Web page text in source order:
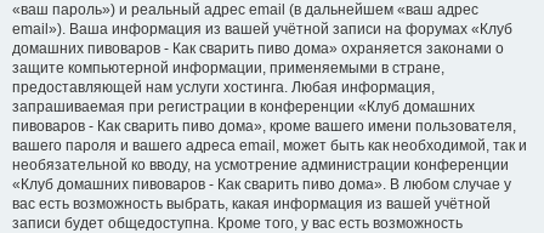
«ваш пароль») и реальный адрес email (в дальнейшем «ваш адрес
email»). Ваша информация из вашей учётной записи на форумах «Клуб
домашних пивоваров - Как cварить пиво дома» охраняется законами о
защите компьютерной информации, применяемыми в стране,
предоставляющей нам услуги хостинга. Любая информация,
запрашиваемая при регистрации в конференции «Клуб домашних
пивоваров - Как cварить пиво дома», кроме вашего имени пользователя,
вашего пароля и вашего адреса email, может быть как необходимой, так и
необязательной ко вводу, на усмотрение администрации конференции
«Клуб домашних пивоваров - Как cварить пиво дома». В любом случае у
вас есть возможность выбрать, какая информация из вашей учётной
записи будет общедоступна. Кроме того, у вас есть возможность